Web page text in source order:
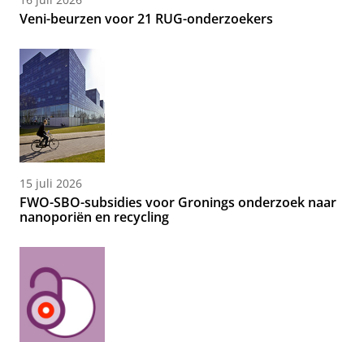
Veni-beurzen voor 21 RUG-onderzoekers
15 juli 2026
FWO-SBO-subsidies voor Gronings onderzoek naar
nanoporiën en recycling